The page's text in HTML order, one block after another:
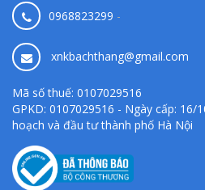
0968823299 -
xnkbachthang@gmail.com
Mã số thuế: 0107029516
GPKD: 0107029516 - Ngày cấp: 16/
hoạch và đầu tư thành phố Hà Nội